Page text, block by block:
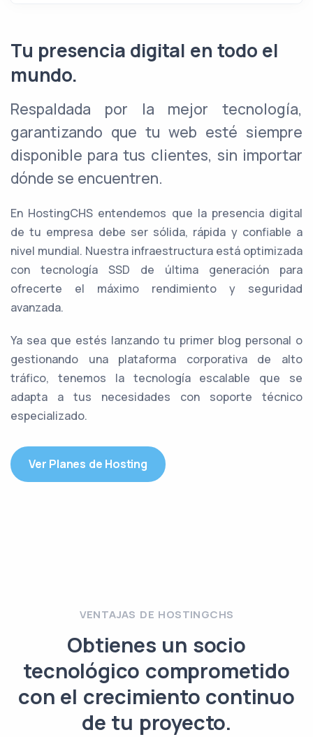
Tu presencia digital en todo el
mundo.
Respaldada por la mejor tecnología,
garantizando que tu web esté siempre
disponible para tus clientes, sin importar
dónde se encuentren.
En HostingCHS entendemos que la presencia digital
de tu empresa debe ser sólida, rápida y confiable a
nivel mundial. Nuestra infraestructura está optimizada
con tecnología SSD de última generación para
ofrecerte el máximo rendimiento y seguridad
avanzada.
Ya sea que estés lanzando tu primer blog personal o
gestionando una plataforma corporativa de alto
tráfico, tenemos la tecnología escalable que se
adapta a tus necesidades con soporte técnico
especializado.
Ver Planes de Hosting
VENTAJAS DE HOSTINGCHS
Obtienes un socio
tecnológico comprometido
con el crecimiento continuo
de tu proyecto.